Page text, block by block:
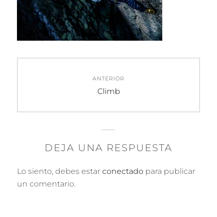
entradas
ANTERIOR
Entrada
Climb
DEJA UNA RESPUESTA
Lo siento, debes estar conectado para publicar
un comentario.